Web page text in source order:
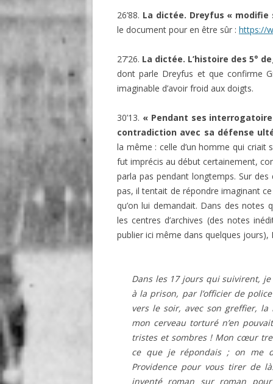
26’88. La dictée. Dreyfus «
le document pour en être sûr : https://
27’26. La dictée. L’histoire des 5°
dont parle Dreyfus et que confirme
imaginable d’avoir froid aux doigts.
30’13. « Pendant ses
contradiction avec sa défense
la même : celle d’un homme qui criait
fut imprécis au début certainement,
parla pas pendant longtemps. Sur
pas, il tentait de répondre imaginant
qu’on lui demandait. Dans des notes
les centres d’archives (des notes
publier ici même dans quelques jours),
Dans les 17 jours qui suivirent,
à la prison, par l’officier de
vers le soir, avec son greffier,
mon cerveau torturé n’en
tristes et sombres ! Mon cœur
ce que je répondais ; on me
Providence pour vous tirer de
inventé roman sur roman